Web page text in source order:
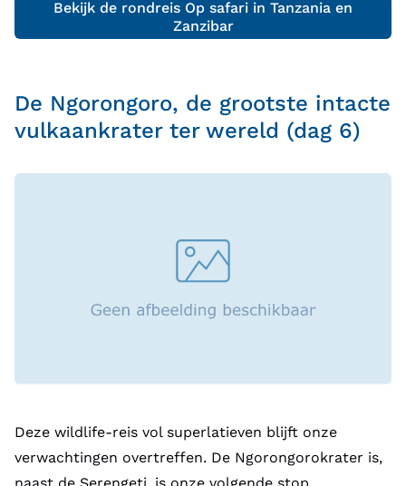
Bekijk de rondreis Op safari in Tanzania en
Zanzibar
De Ngorongoro, de grootste intacte
vulkaankrater ter wereld (dag 6)
Deze wildlife-reis vol superlatieven blijft onze
verwachtingen overtreffen. De Ngorongorokrater is,